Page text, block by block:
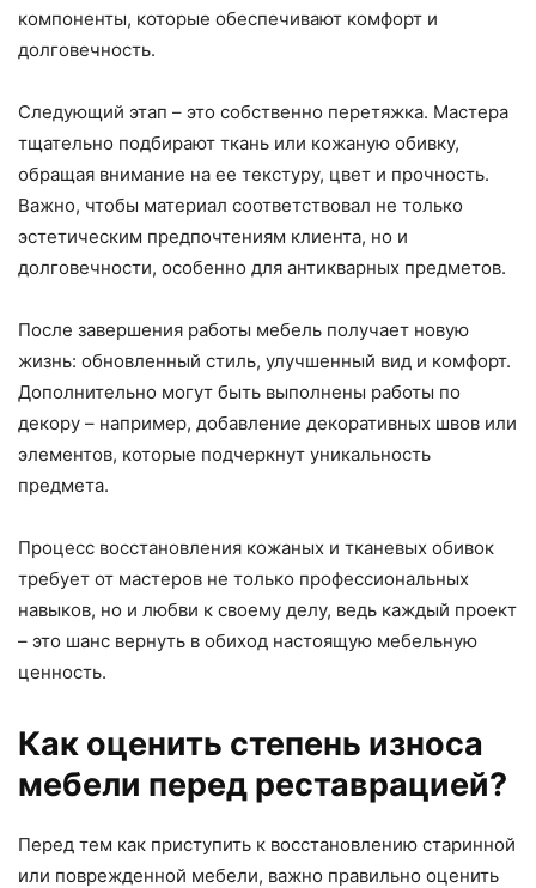
компоненты, которые обеспечивают комфорт и
долговечность.
Следующий этап – это собственно перетяжка. Мастера
тщательно подбирают ткань или кожаную обивку,
обращая внимание на ее текстуру, цвет и прочность.
Важно, чтобы материал соответствовал не только
эстетическим предпочтениям клиента, но и
долговечности, особенно для антикварных предметов.
После завершения работы мебель получает новую
жизнь: обновленный стиль, улучшенный вид и комфорт.
Дополнительно могут быть выполнены работы по
декору – например, добавление декоративных швов или
элементов, которые подчеркнут уникальность
предмета.
Процесс восстановления кожаных и тканевых обивок
требует от мастеров не только профессиональных
навыков, но и любви к своему делу, ведь каждый проект
– это шанс вернуть в обиход настоящую мебельную
ценность.
Как оценить степень износа
мебели перед реставрацией?
Перед тем как приступить к восстановлению старинной
или поврежденной мебели, важно правильно оценить